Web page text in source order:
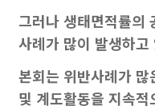
그러나 생태면적률의
사례가 많이 발생하고
본회는 위반사례가
및 계도활동을 지속